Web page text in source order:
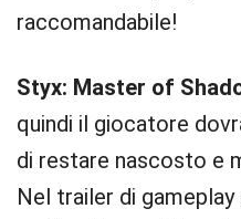
raccomandabile!
Styx: Master of
quindi il giocatore
di restare nascosto e
Nel trailer di